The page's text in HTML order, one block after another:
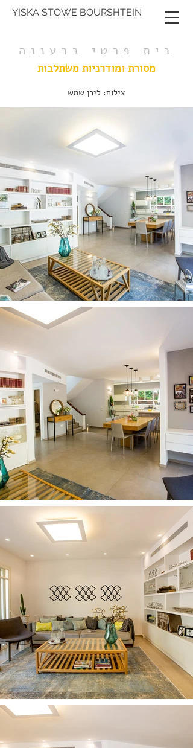
YISKA STOWE BOURSHTEIN
בית פרטי ברעננה
מסורת ומודרניות משתלבות
צילום: לירן שמש